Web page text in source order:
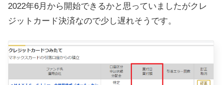
2022年6月から開始できるかと思っていましたがクレ
ジットカード決済なので少し遅れそうです。